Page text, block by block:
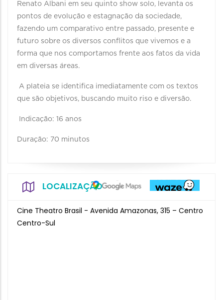
Renato Albani em seu quinto show solo, levanta os
pontos de evolução e estagnação da sociedade,
fazendo um comparativo entre passado, presente e
futuro sobre os diversos conflitos que vivemos e a
forma que nos comportamos frente aos fatos da vida
em diversas áreas.
A plateia se identifica imediatamente com os textos
que são objetivos, buscando muito riso e diversão.
Indicação: 16 anos
Duração: 70 minutos
LOCALIZAÇÃO
Cine Theatro Brasil - Avenida Amazonas, 315 – Centro
Centro-Sul